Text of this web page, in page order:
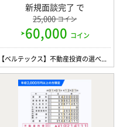
新規面談完了 で
25,000コイン
60,000 コイン
【ベルテックス】不動産投資の選べる個別面談【WEB・対面】